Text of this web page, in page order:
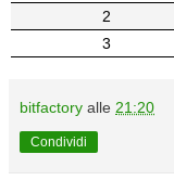
2
3
bitfactory alle 21:20
Condividi